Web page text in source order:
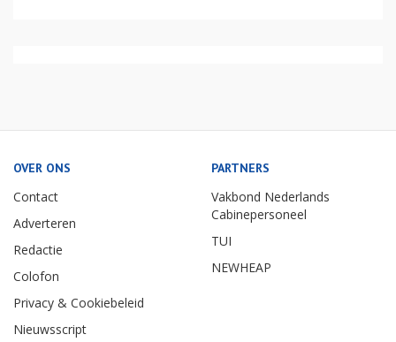
OVER ONS
Contact
Adverteren
Redactie
Colofon
Privacy & Cookiebeleid
Nieuwsscript
PARTNERS
Vakbond Nederlands
Cabinepersoneel
TUI
NEWHEAP